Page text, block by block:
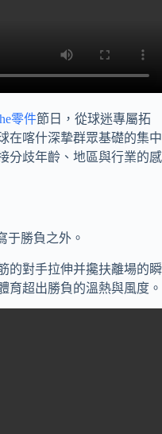
零件節日，從球迷專屬拓
在喀什深摯群眾基礎的集中
分歧年齡、地區與行業的感
于勝負之外。
的對手拉伸并攙扶離場的瞬
育超出勝負的溫熱與風度。